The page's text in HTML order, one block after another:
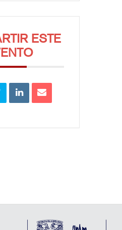
ESTE